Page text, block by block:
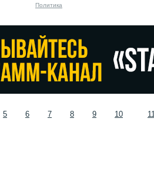
Политика
5 6 7 8 9 10